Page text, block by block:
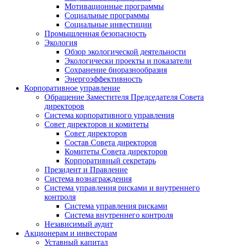
Мотивационные программы
Социальные программы
Социальные инвестиции
Промышленная безопасность
Экология
Обзор экологической деятельности
Экологически проекты и показатели
Сохранение биоразнообразия
Энергоэффективность
Корпоративное управление
Обращение Заместителя Председателя Совета
директоров
Система корпоративного управления
Совет директоров и комитеты
Совет директоров
Состав Совета директоров
Комитеты Совета директоров
Корпоративный секретарь
Президент и Правление
Система вознаграждения
Система управления рисками и внутреннего
контроля
Система управления рисками
Система внутреннего контроля
Независимый аудит
Акционерам и инвесторам
Уставный капитал